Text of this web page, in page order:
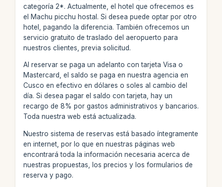
categoría 2*. Actualmente, el hotel que ofrecemos es
el Machu picchu hostal. Si desea puede optar por otro
hotel, pagando la diferencia. También ofrecemos un
servicio gratuito de traslado del aeropuerto para
nuestros clientes, previa solicitud.
Al reservar se paga un adelanto con tarjeta Visa o
Mastercard, el saldo se paga en nuestra agencia en
Cusco en efectivo en dólares o soles al cambio del
día. Si desea pagar el saldo con tarjeta, hay un
recargo de 8% por gastos administrativos y bancarios.
Toda nuestra web está actualizada.
Nuestro sistema de reservas está basado íntegramente
en internet, por lo que en nuestras páginas web
encontrará toda la información necesaria acerca de
nuestras propuestas, los precios y los formularios de
reserva y pago.